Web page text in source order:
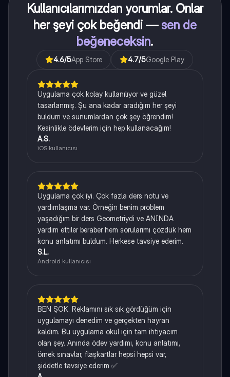
Kullanıcılarımızdan yorumlar. Onlar
her şeyi çok beğendi — sen de
beğeneceksin.
4.6/5App Store 4.7/5Google Play
Uygulama çok kolay kullanılıyor ve güzel
tasarlanmış. Şu ana kadar aradığım her şeyi
buldum ve sunumlardan çok şey öğrendim!
Kesinlikle ödevlerim için hep kullanacağım!
A.S.
iOS kullanıcısı
Uygulama çok iyi. Çok fazla ders notu ve
yardımlaşma var. Örneğin benim problem
yaşadığım bir ders Geometriydi ve ANINDA
yardım ettiler beraber hem sorularımı çözdük hem
konu anlatımı buldum. Herkese tavsiye ederim.
S.L.
Android kullanıcısı
BEN ŞOK. Reklamını sık sık gördüğüm için
uygulamayı denedim ve gerçekten hayran
kaldım. Bu uygulama okul için tam ihtiyacım
olan şey. Anında ödev yardımı, konu anlatımı,
örnek sınavlar, flaşkartlar hepsi hepsi var,
şiddetle tavsiye ederim ✅